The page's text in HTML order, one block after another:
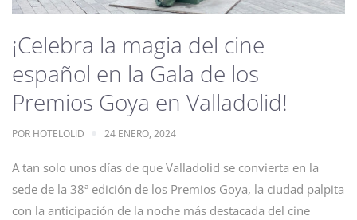
¡Celebra la magia del cine
español en la Gala de los
Premios Goya en Valladolid!
POR HOTELOLID 24 ENERO, 2024
A tan solo unos días de que Valladolid se convierta en la
sede de la 38ª edición de los Premios Goya, la ciudad palpita
con la anticipación de la noche más destacada del cine